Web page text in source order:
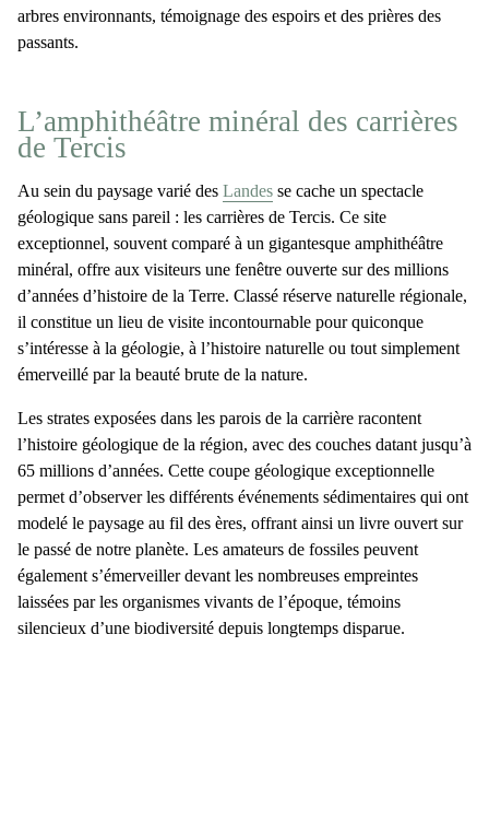
arbres environnants, témoignage des espoirs et des prières des
passants.
L’amphithéâtre minéral des carrières
de Tercis
Au sein du paysage varié des Landes se cache un spectacle
géologique sans pareil : les carrières de Tercis. Ce site
exceptionnel, souvent comparé à un gigantesque amphithéâtre
minéral, offre aux visiteurs une fenêtre ouverte sur des millions
d’années d’histoire de la Terre. Classé réserve naturelle régionale,
il constitue un lieu de visite incontournable pour quiconque
s’intéresse à la géologie, à l’histoire naturelle ou tout simplement
émerveillé par la beauté brute de la nature.
Les strates exposées dans les parois de la carrière racontent
l’histoire géologique de la région, avec des couches datant jusqu’à
65 millions d’années. Cette coupe géologique exceptionnelle
permet d’observer les différents événements sédimentaires qui ont
modelé le paysage au fil des ères, offrant ainsi un livre ouvert sur
le passé de notre planète. Les amateurs de fossiles peuvent
également s’émerveiller devant les nombreuses empreintes
laissées par les organismes vivants de l’époque, témoins
silencieux d’une biodiversité depuis longtemps disparue.